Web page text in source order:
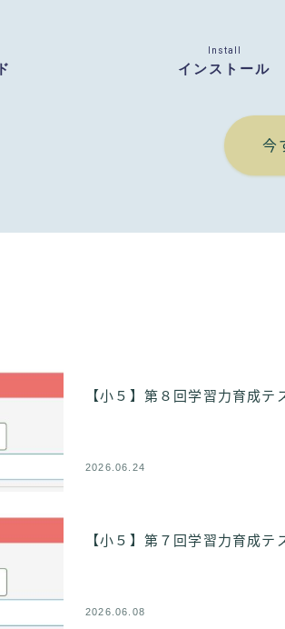
Install
インストール
今
【小５】第８回学習力育成テ
2026.06.24
【小５】第７回学習力育成テ
2026.06.08